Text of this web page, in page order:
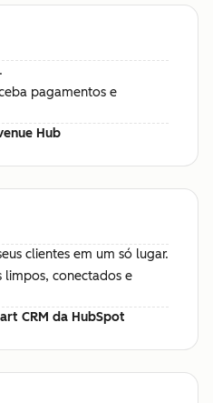
pagamentos e
Hub
clientes em um só lugar.
limpos, conectados e
CRM da HubSpot